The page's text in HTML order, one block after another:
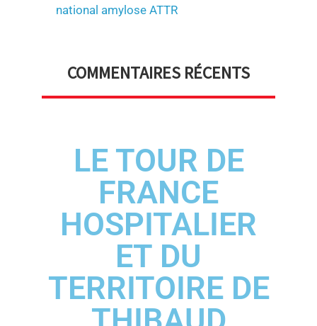
national amylose ATTR
COMMENTAIRES RÉCENTS
LE TOUR DE
FRANCE
HOSPITALIER
ET DU
TERRITOIRE DE